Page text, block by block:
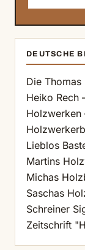
DEUTSCHE
Die
Heiko Rech
Holzwerken
Lieblos
Martins
Michas
Saschas
Schreiner
Zeitschrift